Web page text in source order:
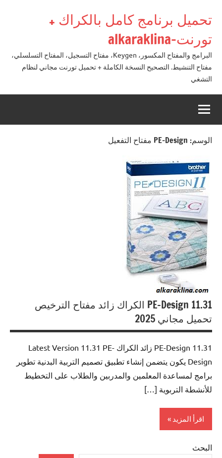
تحميل برنامج كامل بالكراك +
تورنت-alkaraklina
البرامج والمفتاح المكسور، Keygen، مفتاح التسجيل، المفتاح التسلسلي،
مفتاح التنشيط. التصحيح النسخة الكاملة + تحميل تورنت مجاني لنظام
التشغي
الوسم: PE-Design مفتاح التفعيل
11.31 PE-Design الكراك زائد مفتاح الترخيص
تحميل مجاني 2025
11.31 PE-Design زائد الكراك Latest Version 11.31 PE-
Design يكون يتضمن إنشاء تطبيق تصميم التربية البدنية تطوير
برامج لمساعدة المعلمين والمدربين والطلاب على التخطيط
للأنشطة التربوية […]
اقرأ المزيد
Multimedia
البحث